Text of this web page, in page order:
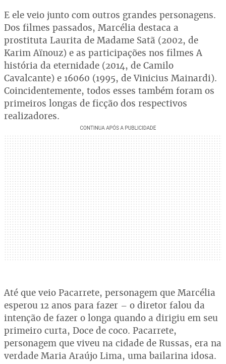
E ele veio junto com outros grandes personagens.
Dos filmes passados, Marcélia destaca a
prostituta Laurita de Madame Satã (2002, de
Karim Aïnouz) e as participações nos filmes A
história da eternidade (2014, de Camilo
Cavalcante) e 16060 (1995, de Vinicius Mainardi).
Coincidentemente, todos esses também foram os
primeiros longas de ficção dos respectivos
realizadores.
Até que veio Pacarrete, personagem que Marcélia
esperou 12 anos para fazer – o diretor falou da
intenção de fazer o longa quando a dirigiu em seu
primeiro curta, Doce de coco. Pacarrete,
personagem que viveu na cidade de Russas, era na
verdade Maria Araújo Lima, uma bailarina idosa.